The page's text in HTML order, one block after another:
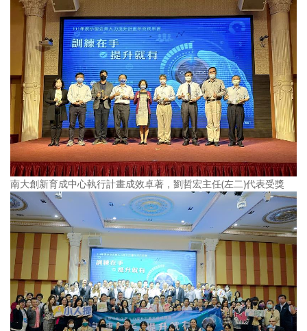
南大創新育成中心執行計畫成效卓著，劉哲宏主任(左二)代表受獎